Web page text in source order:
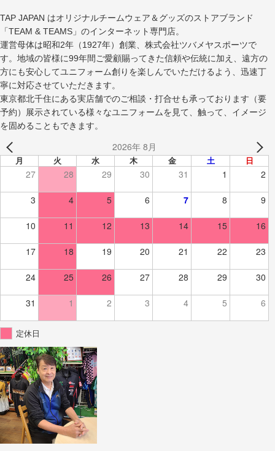
TAP JAPAN はオリジナルチームウェア＆グッズのストアブランド
「TEAM & TEAMS」のインターネット専門店。
運営母体は昭和2年（1927年）創業、株式会社ツバメヤスポーツで
す。地域の皆様に99年間ご愛顧賜ってきた信頼や伝統に加え、遠方の
方にも安心してユニフォーム創りを楽しんでいただけるよう、迅速丁
寧に対応させていただきます。
東京都北千住にある実店舗でのご相談・打合せも承っております（要
予約）展示されている様々なユニフォームを見て、触って、イメージ
を固めることもできます。
2026年 8月
月 火 水 木 金 土 日
27 28 29 30 31 1 2
3 4 5 6 7 8 9
10 11 12 13 14 15 16
17 18 19 20 21 22 23
24 25 26 27 28 29 30
31 1 2 3 4 5 6
定休日